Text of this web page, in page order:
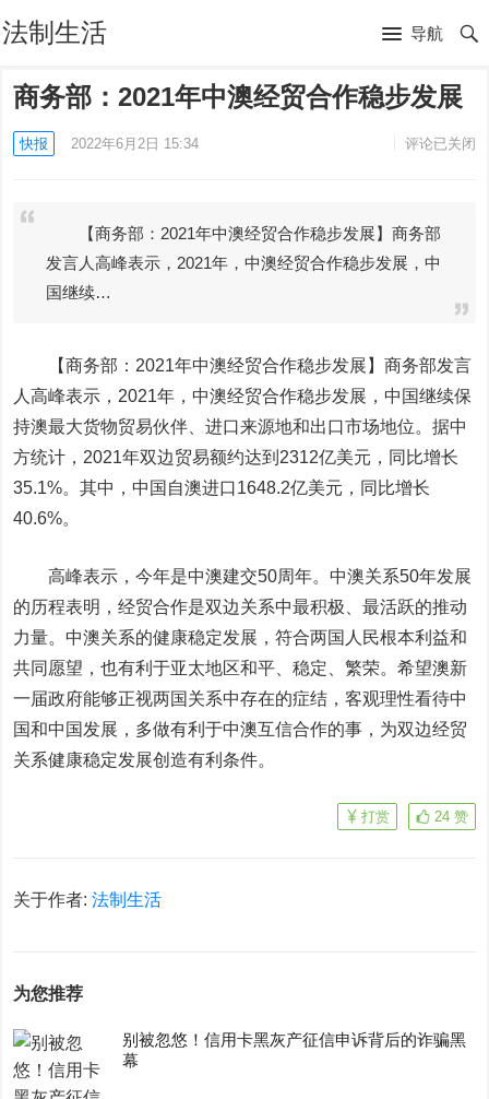
法制生活 导航
商务部：2021年中澳经贸合作稳步发展
快报 2022年6月2日 15:34 评论已关闭
【商务部：2021年中澳经贸合作稳步发展】商务部
发言人高峰表示，2021年，中澳经贸合作稳步发展，中
国继续…
【商务部：2021年中澳经贸合作稳步发展】商务部发言
人高峰表示，2021年，中澳经贸合作稳步发展，中国继续保
持澳最大货物贸易伙伴、进口来源地和出口市场地位。据中
方统计，2021年双边贸易额约达到2312亿美元，同比增长
35.1%。其中，中国自澳进口1648.2亿美元，同比增长
40.6%。
高峰表示，今年是中澳建交50周年。中澳关系50年发展
的历程表明，经贸合作是双边关系中最积极、最活跃的推动
力量。中澳关系的健康稳定发展，符合两国人民根本利益和
共同愿望，也有利于亚太地区和平、稳定、繁荣。希望澳新
一届政府能够正视两国关系中存在的症结，客观理性看待中
国和中国发展，多做有利于中澳互信合作的事，为双边经贸
关系健康稳定发展创造有利条件。
24 赞
打赏
关于作者:法制生活
为您推荐
别被忽悠！信用卡黑灰产征信申诉背后的诈骗黑
幕